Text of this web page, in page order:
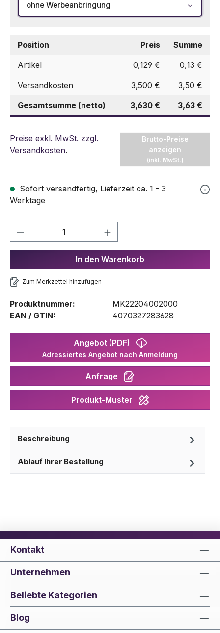
ohne Werbeanbringung
Position Preis Summe
Artikel 0,129 € 0,13 €
Versandkosten 3,500 € 3,50 €
Gesamtsumme (netto) 3,630 € 3,63 €
Preise exkl. MwSt. zzgl.
Versandkosten.
Brutto-Preise
anzeigen
(inkl. MwSt.)
Sofort versandfertig, Lieferzeit ca. 1 - 3
Werktage
Produkt Anzahl: Gib den
In den Warenkorb
Zum Merkzettel hinzufügen
Produktnummer:
MK22204002000
EAN / GTIN:
4070327283628
Angebot (PDF)
Adressiertes Angebot nach Anmeldung
Anfrage
Produkt-Muster
Beschreibung
Ablauf Ihrer Bestellung
Kontakt
Unternehmen
Beliebte Kategorien
Blog